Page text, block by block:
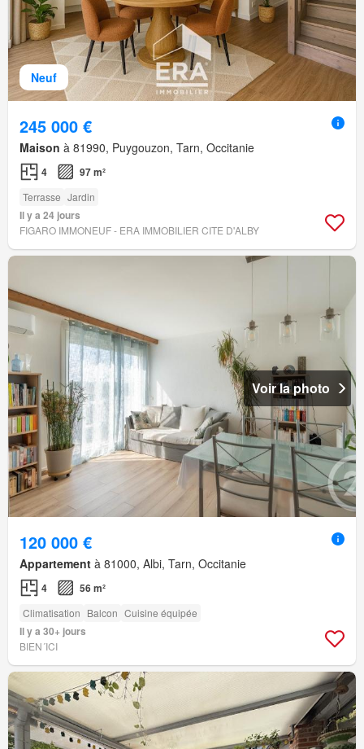
Neuf
245 000 €
Maison à 81990, Puygouzon, Tarn, Occitanie
4 97 m²
Terrasse Jardin
Il y a 24 jours
FIGARO IMMONEUF - ERA IMMOBILIER CITE D'ALBY
Voir la photo
120 000 €
Appartement à 81000, Albi, Tarn, Occitanie
4 56 m²
Climatisation Balcon Cuisine équipée
Il y a 30+ jours
BIEN´ICI